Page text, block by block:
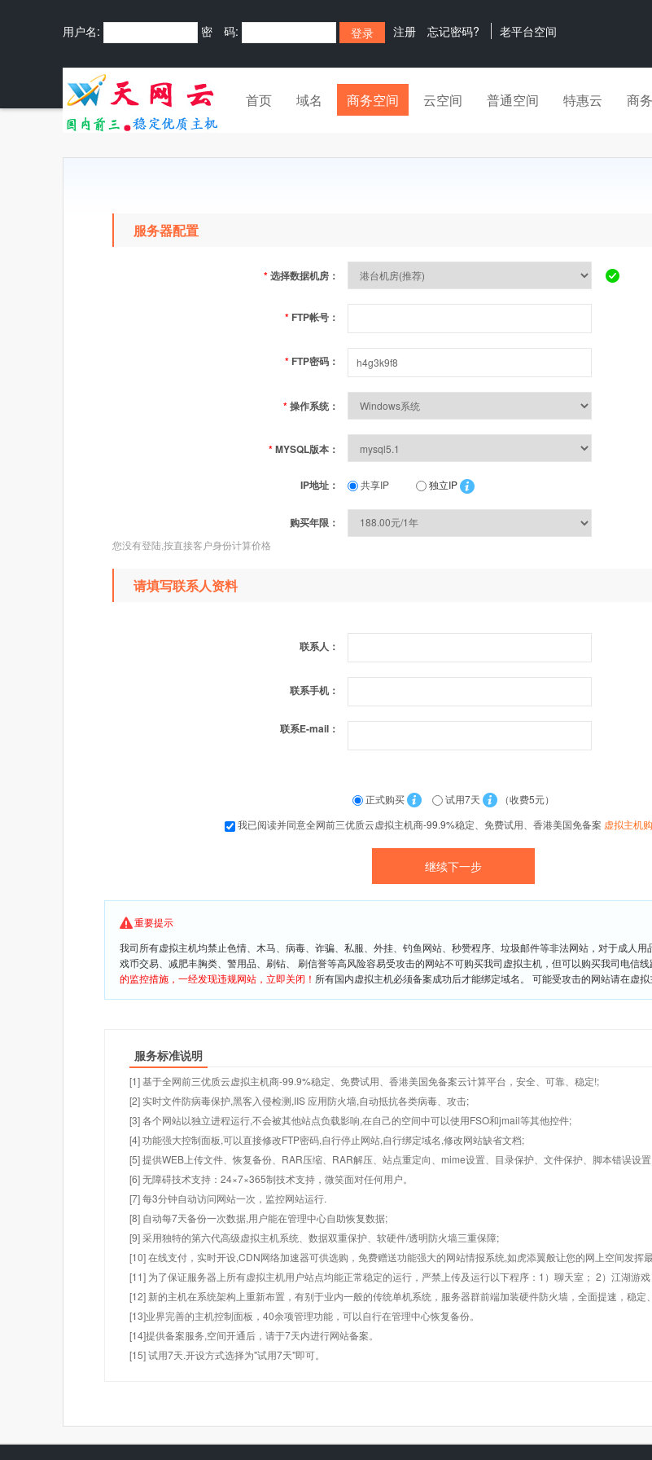
用户名: 密 码: 注册 忘记密码? 老平台空间
首页 域名 商务空间 云空间 普通空间 特惠云 商
服务器配置
*选择数据机房：
* FTP帐号：
* FTP密码：
*操作系统：
*MYSQL版本：
IP地址： 共享IP 独立IP
购买年限：
您没有登陆,按直接客户身份计算价格
请填写联系人资料
联系人：
联系手机：
联系E-mail：
正式购买 试用7天
（收费5元）
我已阅读并同意全网前三优质云虚拟主机商-99.9%稳定、免费试用、香港美国免备案 虚拟主机
重要提示
我司所有虚拟主机均禁止色情、木马、病毒、诈骗、私服、外挂、钓鱼网站、秒赞程序、垃圾邮件等非法网站，对于成人
戏币交易、减肥丰胸类、警用品、刷钻、 刷信誉等高风险容易受攻击的网站不可购买我司虚拟主机，但可以购买我司电信线
的监控措施，一经发现违规网站，立即关闭！ 所有国内虚拟主机必须备案成功后才能绑定域名。 可能受攻击的网站请在虚
服务标准说明
[1] 基于全网前三优质云虚拟主机商-99.9%稳定、免费试用、香港美国免备案云计算平台，安全、可靠、稳定!;
[2] 实时文件防病毒保护,黑客入侵检测,IIS 应用防火墙,自动抵抗各类病毒、攻击;
[3] 各个网站以独立进程运行,不会被其他站点负载影响,在自己的空间中可以使用FSO和jmail等其他控件;
[4] 功能强大控制面板,可以直接修改FTP密码,自行停止网站,自行绑定域名,修改网站缺省文档;
[5] 提供WEB上传文件、恢复备份、RAR压缩、RAR解压、站点重定向、mime设置、目录保护、文件保护、脚本错误设
[6] 无障碍技术支持：24×7×365制技术支持，微笑面对任何用户。
[7] 每3分钟自动访问网站一次，监控网站运行.
[8] 自动每7天备份一次数据,用户能在管理中心自助恢复数据;
[9] 采用独特的第六代高级虚拟主机系统、数据双重保护、软硬件/透明防火墙三重保障;
[10] 在线支付，实时开设,CDN网络加速器可供选购，免费赠送功能强大的网站情报系统,如虎添翼般让您的网上空间发挥
[11] 为了保证服务器上所有虚拟主机用户站点均能正常稳定的运行，严禁上传及运行以下程序：1）聊天室； 2）江湖游
[12] 新的主机在系统架构上重新布置，有别于业内一般的传统单机系统，服务器群前端加装硬件防火墙，全面提速，稳定
[13]业界完善的主机控制面板，40余项管理功能，可以自行在管理中心恢复备份。
[14]提供备案服务,空间开通后，请于7天内进行网站备案。
[15] 试用7天.开设方式选择为"试用7天"即可。